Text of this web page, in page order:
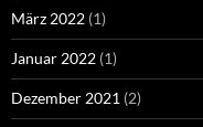
März 2022 (1)
Januar 2022 (1)
Dezember 2021 (2)